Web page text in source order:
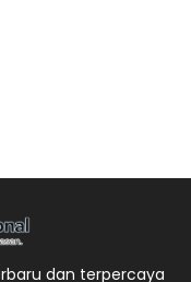
dan terpercaya